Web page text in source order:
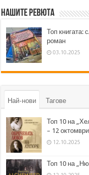
Нашите ревюта
Топ книгата:
роман
03.10.2025
Най-нови Тагове
Топ 10 на
– 12
12.10.2025
Топ 10 на